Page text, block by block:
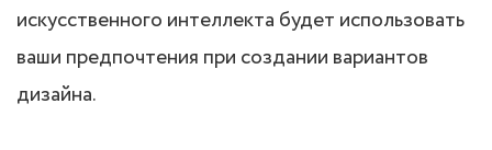
искусственного интеллекта будет использовать
ваши предпочтения при создании вариантов
дизайна.